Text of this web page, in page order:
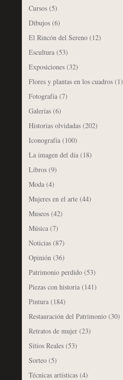
Cursos(5)
Dibujos(6)
El Rincón del Sereno(12)
Escultura(53)
Exposiciones(32)
Flores y plantas en los cuadros(1)
Fotografía(7)
Galerías(6)
Historias olvidadas(202)
Iconografía(100)
La imagen del día(18)
Libros(9)
Moda(4)
Mujeres en el arte(44)
Museos(42)
Música(7)
Noticias(87)
Opinión(36)
Patrimonio perdido(53)
Piezas con historia(141)
Pintura(184)
Restauración del Patrimonio(30)
Retratos de mujer(23)
Sitios Reales(53)
Sorteo(5)
Técnicas artísticas(4)